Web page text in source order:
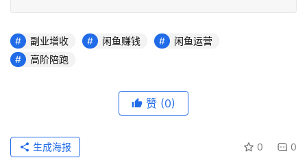
副业增收 闲鱼赚钱
闲鱼运营
高阶陪跑
赞 (0)
0 0
生成海报